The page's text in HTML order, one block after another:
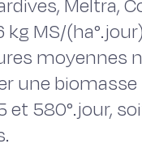
Meltra,
MS/
moyennes
une
580°.jour,